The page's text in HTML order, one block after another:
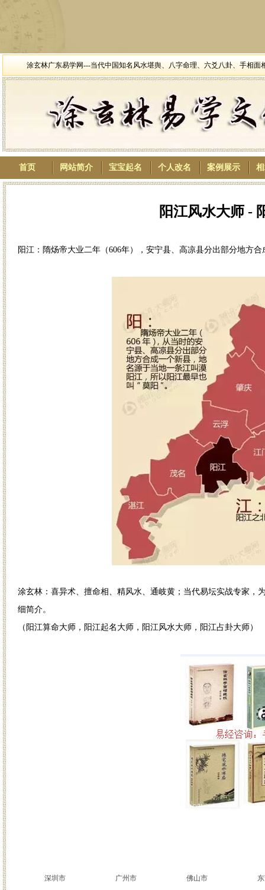
涂玄林广东易学网---当代中国知名风水堪舆、八字命理、六爻八卦、手相
首页 网站简介 宝宝起名 个人改名 案例展示
阳江风水大师 -
阳江：隋炀帝大业二年（606年），安宁县、高凉县分出部分地方
涂玄林：喜异术、擅命相、精风水、通岐黄；当代易坛实战专家
细简介。
（阳江算命大师，阳江起名大师，阳江风水大师，阳江占卦大师）
深圳市 广州市 佛山市